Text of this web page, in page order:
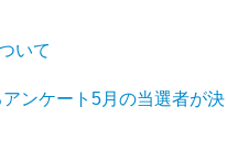
いて
ンケート5月の当選者が決